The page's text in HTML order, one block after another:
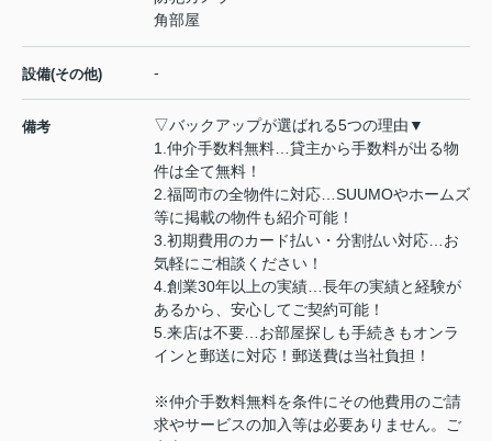
角部屋
設備(その他) -
備考
▽バックアップが選ばれる5つの理由▼
1.仲介手数料無料…貸主から手数料が出る物
件は全て無料！
2.福岡市の全物件に対応…SUUMOやホームズ
等に掲載の物件も紹介可能！
3.初期費用のカード払い・分割払い対応…お
気軽にご相談ください！
4.創業30年以上の実績…長年の実績と経験が
あるから、安心してご契約可能！
5.来店は不要…お部屋探しも手続きもオンラ
インと郵送に対応！郵送費は当社負担！
※仲介手数料無料を条件にその他費用のご請
求やサービスの加入等は必要ありません。ご